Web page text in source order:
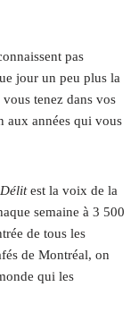
pas
jour un peu plus la
tenez dans vos
aux années qui vous
est la voix de la
semaine à 3 500
de tous les
de Montréal, on
qui les